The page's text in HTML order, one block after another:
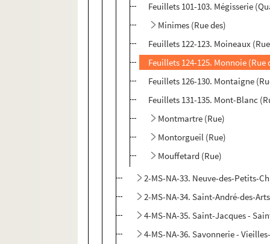
Feuillets 101-103. Mégisserie
Minimes (Rue des)
Feuillets 122-123. Moineaux
Feuillets 124-125. Monnoie (Rue
Feuillets 126-130. Montaigne
Feuillets 131-135. Mont-Blanc
Montmartre (Rue)
Montorgueil (Rue)
Mouffetard (Rue)
2-MS-NA-33. Neuve-des-Petits-
2-MS-NA-34. Saint-André-des-
4-MS-NA-35. Saint-Jacques -
4-MS-NA-36. Savonnerie -